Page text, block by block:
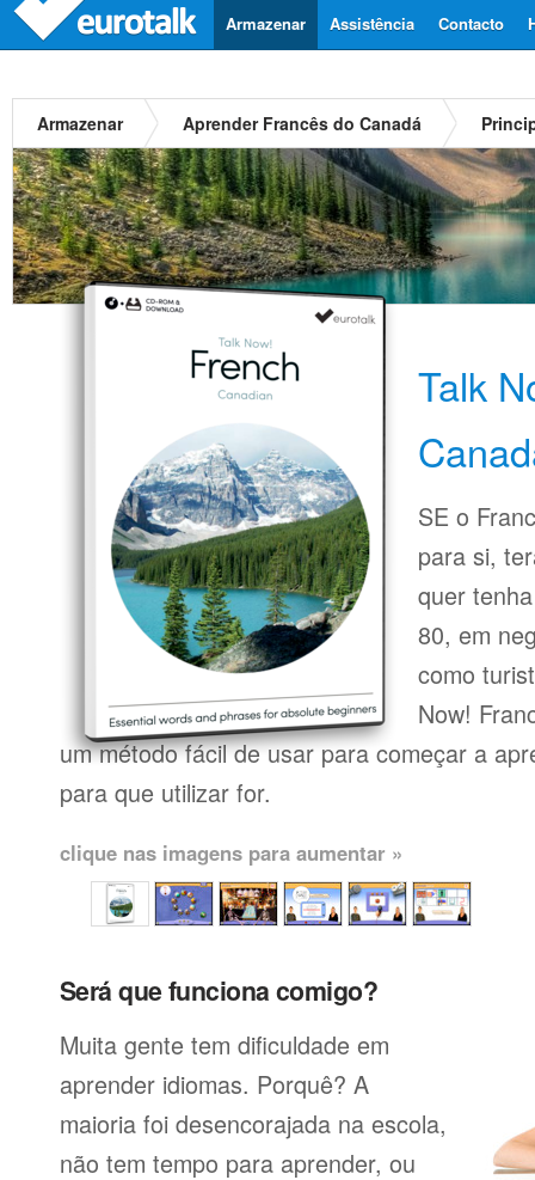
Contacto
Assistência
Armazenar
Armazenar Aprender Francês do Canadá
Talk
SE o
para si,
quer
80, em
como
Now!
um método fácil de usar para começar a
para que utilizar for.
clique nas imagens para aumentar »
Será que funciona comigo?
Muita gente tem dificuldade em
aprender idiomas. Porquê? A
maioria foi desencorajada na escola,
não tem tempo para aprender, ou